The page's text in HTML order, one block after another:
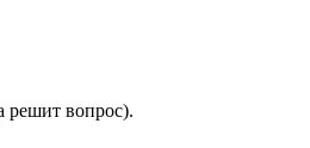
решит вопрос).